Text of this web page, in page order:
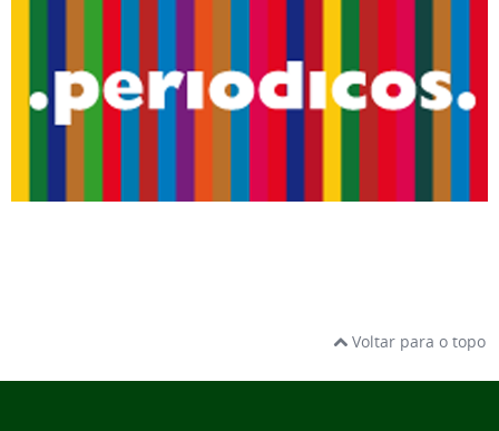
Voltar para o topo